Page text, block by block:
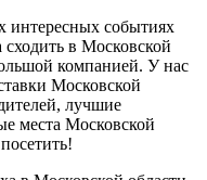
событиях
в Московской
компанией. У нас
Московской
лучшие
места Московской